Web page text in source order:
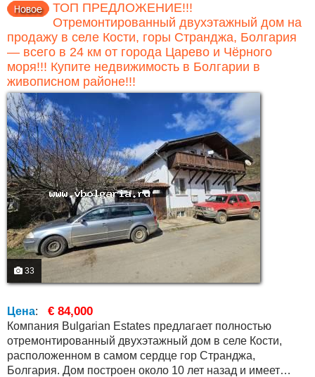
ТОП ПРЕДЛОЖЕНИЕ!!!
Отремонтированный двухэтажный дом на
продажу в селе Кости, горы Странджа, Болгария
— всего в 24 км от города Царево и Чёрного
моря!!! Купите недвижимость в Болгарии в
живописном районе!!!
33
Цена: € 84,000
Компания Bulgarian Estates предлагает полностью
отремонтированный двухэтажный дом в селе Кости,
расположенном в самом сердце гор Странджа,
Болгария. Дом построен около 10 лет назад и имеет